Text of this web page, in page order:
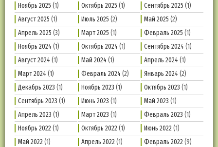
Ноябрь 2025 (1) Октябрь 2025 (1) Сентябрь 2025 (1)
Август 2025 (1) Июль 2025 (2) Май 2025 (2)
Апрель 2025 (3) Март 2025 (1) Февраль 2025 (1)
Ноябрь 2024 (1) Октябрь 2024 (1) Сентябрь 2024 (1)
Август 2024 (1) Май 2024 (1) Апрель 2024 (1)
Март 2024 (1) Февраль 2024 (2) Январь 2024 (2)
Декабрь 2023 (1) Ноябрь 2023 (1) Октябрь 2023 (1)
Сентябрь 2023 (1) Июнь 2023 (1) Май 2023 (1)
Апрель 2023 (1) Март 2023 (1) Февраль 2023 (1)
Ноябрь 2022(1) Октябрь 2022(1) Июнь 2022(1)
Май 2022(1) Апрель 2022(1) Февраль 2022(9)